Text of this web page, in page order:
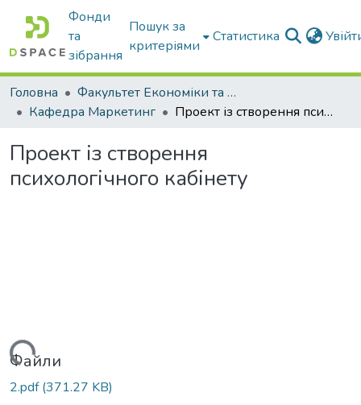
Фонди
та
зібрання
Пошук за
критеріями
Статистика
Головна
Факультет Економіки та бізнесу
Кафедра Маркетинг
Проект із створення психологічного кабінету
Проект із створення
психологічного кабінету
Файли
2.pdf(371.27 KB)